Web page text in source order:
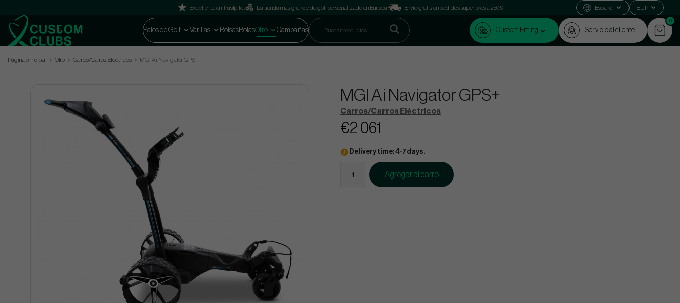
Excellente en Trustpilot La tienda más grande de golf personalizado en Europa Envío gratis en pedidos superiores a 250€ Español EUR
Palos de Golf Varillas BolsasBolasOtro Campañas Custom Fitting Servicio al cliente
0
Página principal Otro Carros/Carros Eléctricos MGI Ai Navigator GPS+
MGI Ai Navigator GPS+
Carros/Carros Eléctricos
€2 061
Delivery time: 4-7days.
Agregar al carro